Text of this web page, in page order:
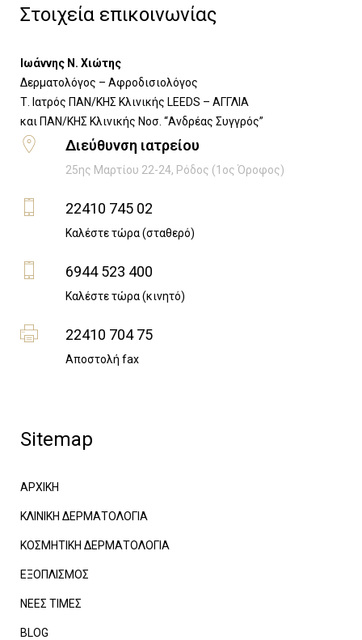
Στοιχεία επικοινωνίας
Ιωάννης Ν. Χιώτης
Δερματολόγος – Αφροδισιολόγος
Τ. Ιατρός ΠΑΝ/ΚΗΣ Κλινικής LEEDS – ΑΓΓΛΙΑ
​και ΠΑΝ/ΚΗΣ Κλινικής Νοσ. “Ανδρέας Συγγρός”
Διεύθυνση ιατρείου
25ης Μαρτίου 22-24, Ρόδος (1ος Όροφος)
22410 745 02
Καλέστε τώρα (σταθερό)
6944 523 400
Καλέστε τώρα (κινητό)
22410 704 75
Αποστολή fax
Sitemap
ΑΡΧΙΚΗ
ΚΛΙΝΙΚΗ ΔΕΡΜΑΤΟΛΟΓΙΑ
ΚΟΣΜΗΤΙΚΗ ΔΕΡΜΑΤΟΛΟΓΙΑ
ΕΞΟΠΛΙΣΜΟΣ
ΝΕΕΣ ΤΙΜΕΣ
BLOG